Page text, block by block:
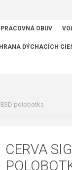
PRACOVNÁ OBUV
DÝCHACÍCH
ESD polobotka
CERVA